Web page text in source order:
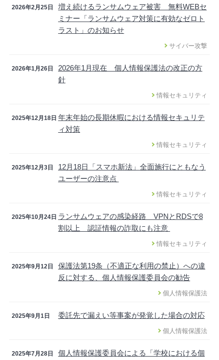
2026年2月25日
増え続けるランサムウェア被害 無料WEBセ
ミナー「ランサムウェア対策に有効なゼロト
ラスト」のお知らせ
サイバー攻撃
2026年1月26日
2026年1月現在 個人情報保護法の改正の方
針
情報セキュリティ
2025年12月18日 年末年始の長期休暇における情報セキュリテ
ィ対策
情報セキュリティ
2025年12月3日
12月18日「スマホ新法」全面施行にともなう
ユーザーの注意点
情報セキュリティ
2025年10月24日 ランサムウェアの感染経路 VPNとRDSで8
割以上 認証情報の詐取にも注意
情報セキュリティ
2025年9月12日
保護法第19条（不適正な利用の禁止）への違
反に対する、個人情報保護委員会の勧告
個人情報保護法
2025年9月1日 委託先で漏えい等事案が発覚した場合の対応
個人情報保護法
2025年7月28日
個人情報保護委員会による「学校における個